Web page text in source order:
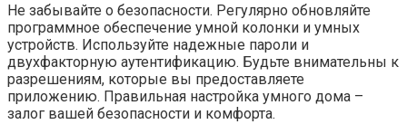
Не забывайте о безопасности. Регулярно обновляйте
программное обеспечение умной колонки и умных
устройств. Используйте надежные пароли и
двухфакторную аутентификацию. Будьте внимательны к
разрешениям, которые вы предоставляете
приложению. Правильная настройка умного дома –
залог вашей безопасности и комфорта.